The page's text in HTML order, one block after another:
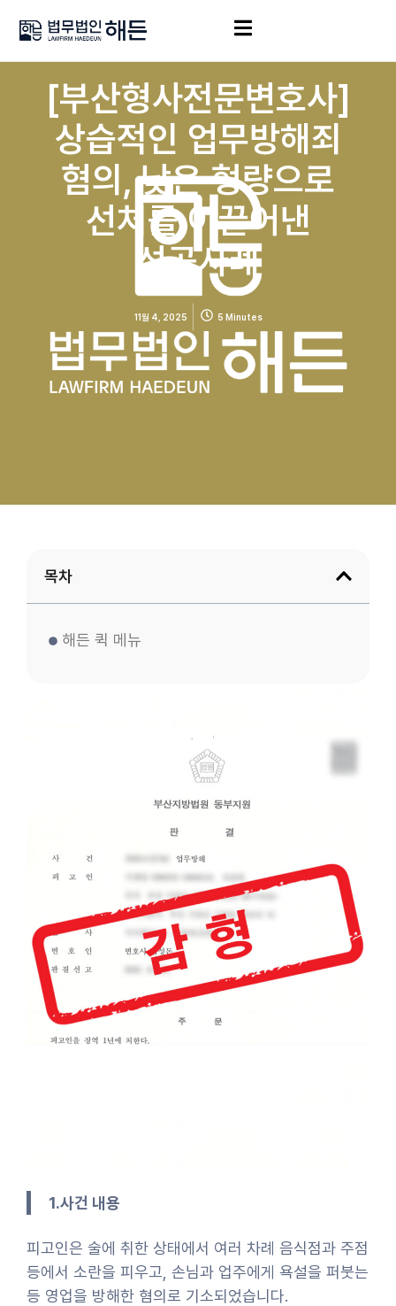
[부산형사전문변호사]
상습적인 업무방해죄
혐의, 낮은 형량으로
선처를 이끌어낸
성공사례
11월 4, 2025 5 Minutes
목차
해든 퀵 메뉴
1.사건 내용
피고인은 술에 취한 상태에서 여러 차례 음식점과 주점
등에서 소란을 피우고, 손님과 업주에게 욕설을 퍼붓는
등 영업을 방해한 혐의로 기소되었습니다.